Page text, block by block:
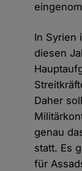
In Syrien
diesen
Daher
genau
statt. Es
für